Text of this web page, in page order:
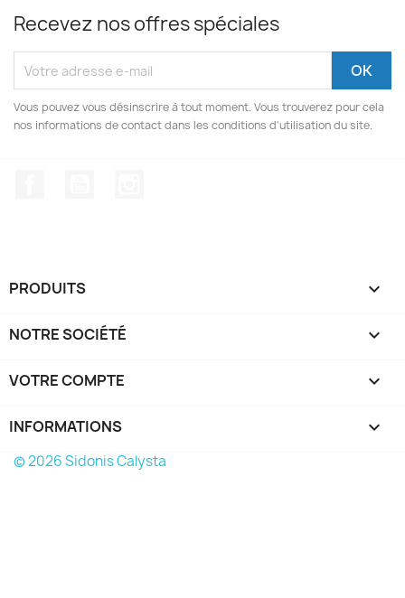
Recevez nos offres spéciales
Vous pouvez vous désinscrire à tout moment. Vous trouverez pour cela
nos informations de contact dans les conditions d'utilisation du site.
PRODUITS 
NOTRE SOCIÉTÉ 
VOTRE COMPTE 
INFORMATIONS keyboard_arrow_down
© 2026 Sidonis Calysta